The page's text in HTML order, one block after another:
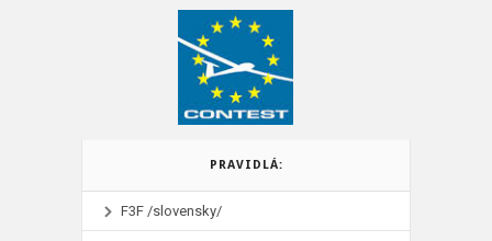
PRAVIDLÁ:
F3F /slovensky/